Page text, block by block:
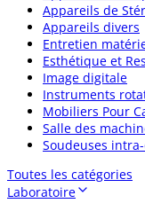
Appareils de
Appareils divers
Entretien
Esthétique et
Image digitale
Instruments
Mobiliers Pour
Salle des
Soudeuses
Toutes les catégories
Laboratoire